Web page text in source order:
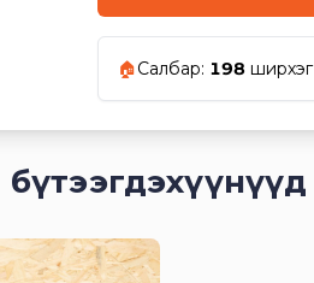
🏠Салбар: 198 ширхэг
бүтээгдэхүүнүүд